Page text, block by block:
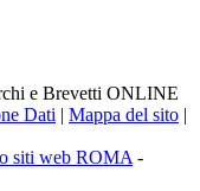
e Brevetti ONLINE
Dati | Mappa del sito |
siti web ROMA -